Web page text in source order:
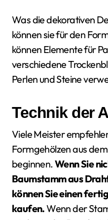
Was die dekorativen
können sie für den
können Elemente für
verschiedene
Perlen und Steine
Technik der
Viele Meister
Formgehölzen aus
beginnen.Wenn Sie
Baumstamm aus
können Sie einen
kaufen.Wenn der